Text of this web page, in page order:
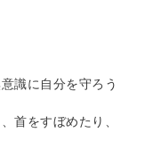
識に自分を守ろう
首をすぼめたり、